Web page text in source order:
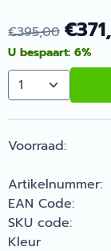
€395,00 €
U bespaart: 6%
Aantal
Voorraad:
Artikelnummer:
EAN Code:
SKU code:
Kleur